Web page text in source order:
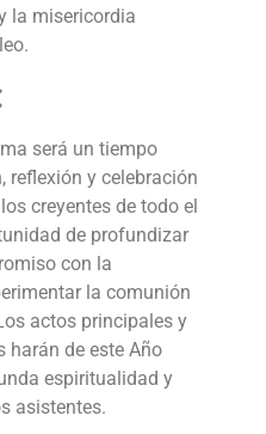
la misericordia
será un tiempo
reflexión y celebración
creyentes de todo el
de profundizar
con la
la comunión
actos principales y
harán de este Año
espiritualidad y
asistentes.